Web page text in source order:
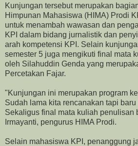
Kunjungan tersebut merupakan
Himpunan Mahasiswa (HIMA) Prodi
untuk menambah wawasan dan
KPI dalam bidang jurnalistik dan
arah kompetensi KPI. Selain
semester 5 juga mengikuti final mata
oleh Silahuddin Genda yang
Percetakan Fajar.
"Kunjungan ini merupakan program
Sudah lama kita rencanakan tapi
Sekaligus final mata kuliah penulisan
Irmayanti, pengurus HIMA Prodi.
Selain mahasiswa KPI, penanggung